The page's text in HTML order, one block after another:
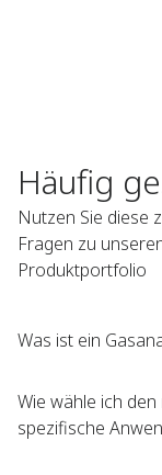
Häufig
Nutzen Sie diese
Fragen zu
Produktportfolio
Was ist ein
Wie wähle ich
spezifische